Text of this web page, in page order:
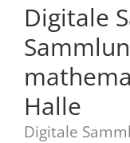
Digitale
Halle
Digitale